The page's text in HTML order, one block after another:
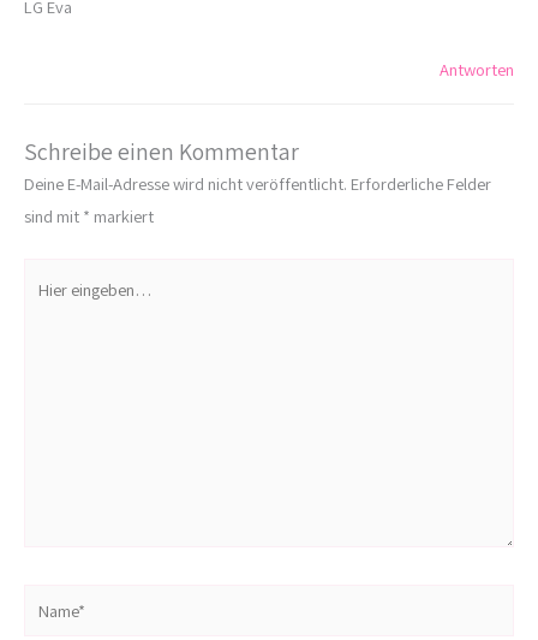
LG Eva
Antworten
Schreibe einen Kommentar
Deine E-Mail-Adresse wird nicht veröffentlicht. Erforderliche Felder
sind mit * markiert
eingeben…